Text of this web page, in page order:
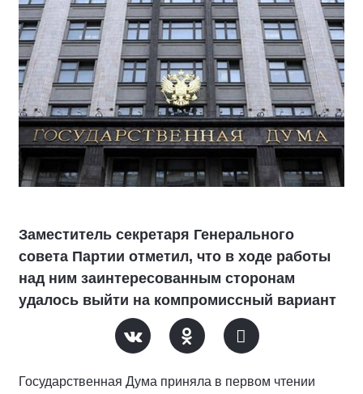
Заместитель секретаря Генерального
совета Партии отметил, что в ходе работы
над ним заинтересованным сторонам
удалось выйти на компромиссный вариант
Государственная Дума приняла в первом чтении